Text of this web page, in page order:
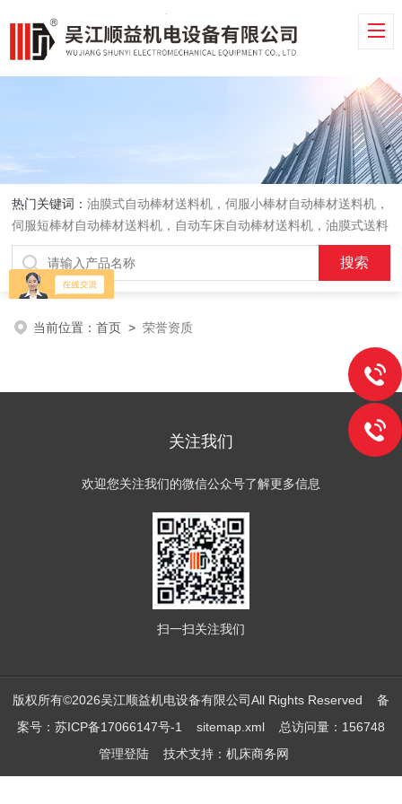
热门关键词：油膜式自动棒材送料机，伺服小棒材自动棒材送料机，
伺服短棒材自动棒材送料机，自动车床自动棒材送料机，油膜式送料
机，车床送料机
当前位置：首页 >荣誉资质
关注我们
欢迎您关注我们的微信公众号了解更多信息
扫一扫关注我们
版权所有©2026吴江顺益机电设备有限公司All Rights Reserved 备
案号：苏ICP备17066147号-1
sitemap.xml总访问量：156748
管理登陆技术支持： 机床商务网